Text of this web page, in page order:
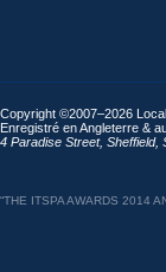
Copyright ©2007–2026
Enregistré en Angleterre &
4 Paradise Street, Sheffield,
“THE ITSPA AWARDS 2014